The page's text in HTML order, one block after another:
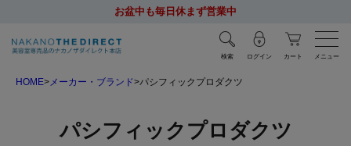
お盆中も毎日休まず営業中
検索 ログイン カート メニュー
HOME メーカー・ブランド パシフィックプロダクツ
パシフィックプロダクツ